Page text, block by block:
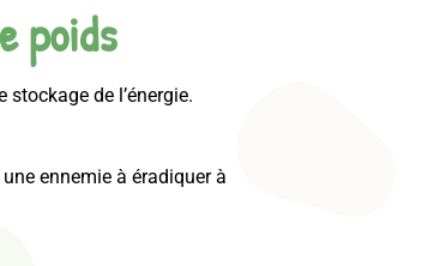
poids
de l’énergie.
ennemie à éradiquer à